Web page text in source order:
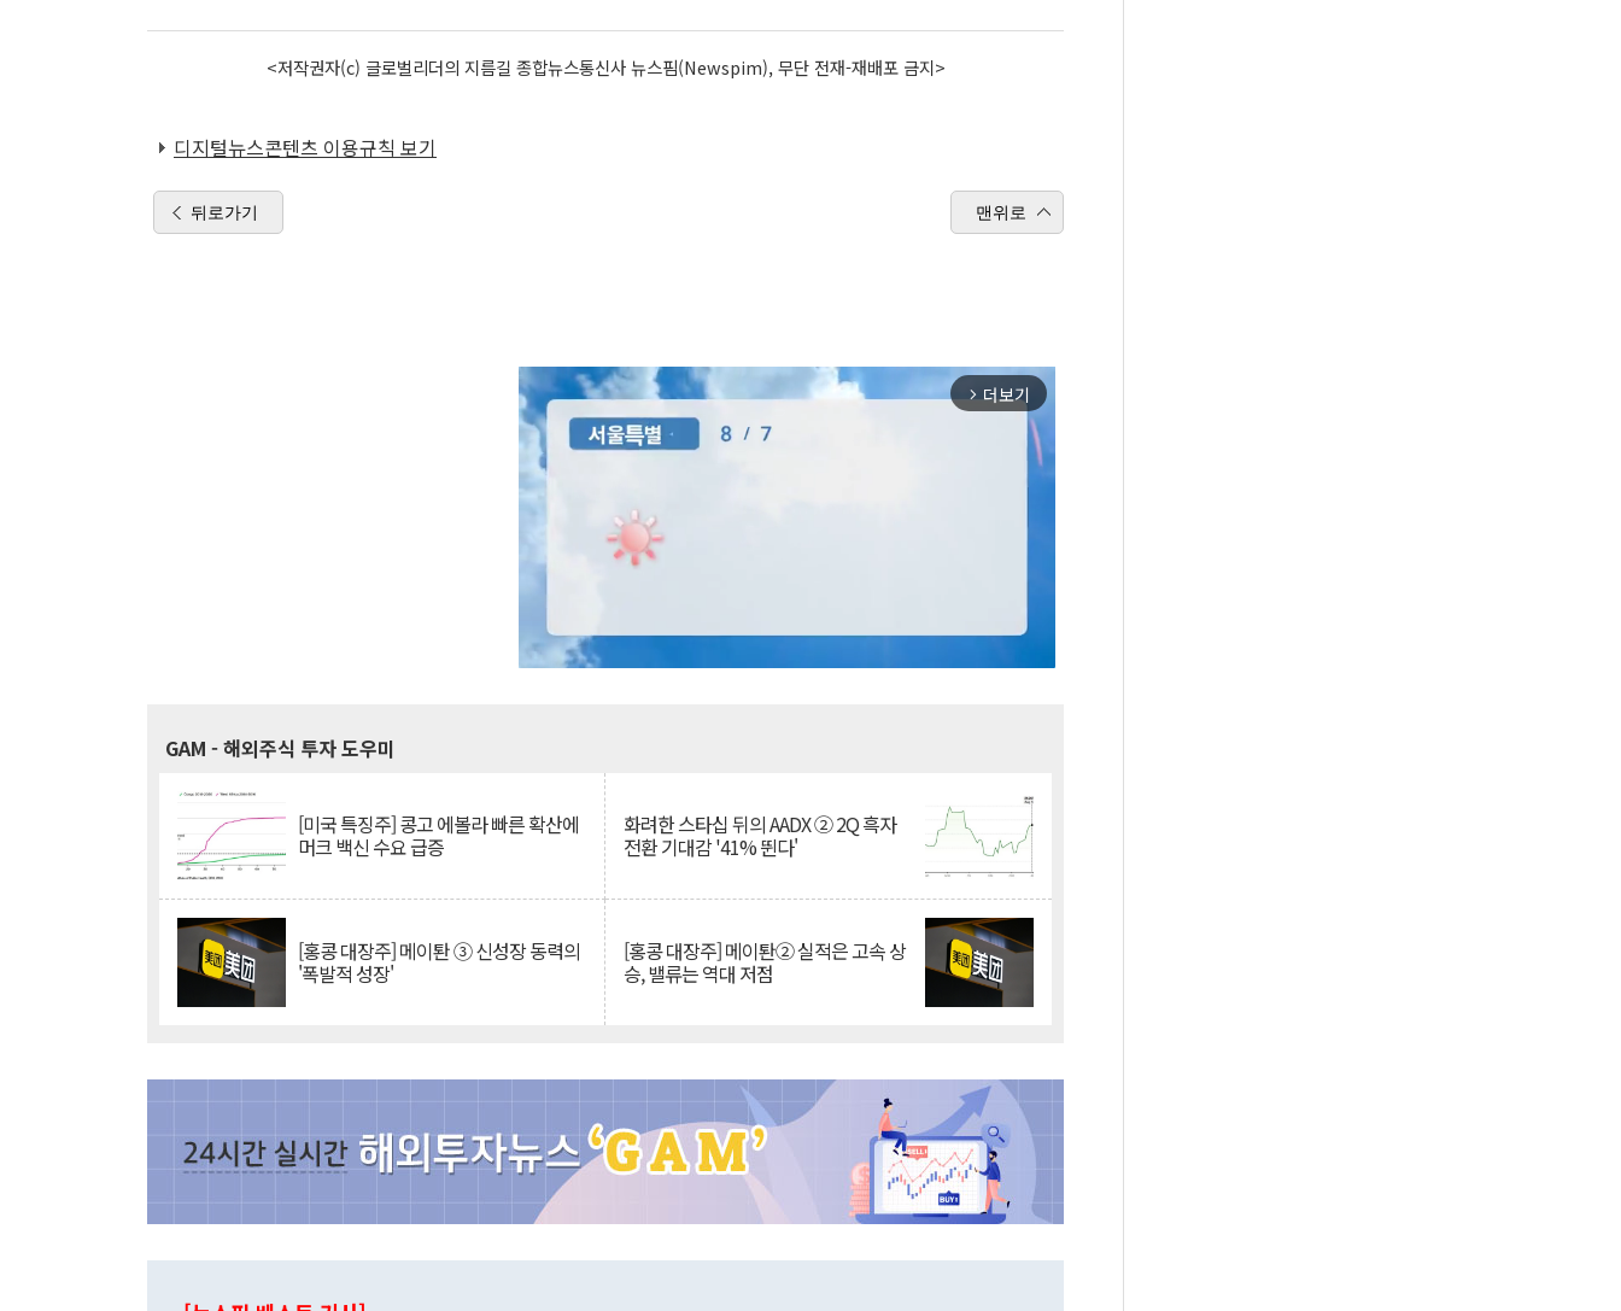
<저작권자(c) 글로벌리더의 지름길 종합뉴스통신사 뉴스핌(Newspim), 무단 전재-재배포 금지>
디지털뉴스콘텐츠 이용규칙 보기
뒤로가기 맨위로
arrow_forward_ios 더보기
GAM - 해외주식 투자 도우미
[미국 특징주] 콩고 에볼라 빠른 확산에
머크 백신 수요 급증
화려한 스타십 뒤의 AADX ② 2Q 흑자
전환 기대감 '41% 뛴다'
[홍콩 대장주] 메이퇀 ③ 신성장 동력의
'폭발적 성장'
[홍콩 대장주] 메이퇀② 실적은 고속 상
승, 밸류는 역대 저점